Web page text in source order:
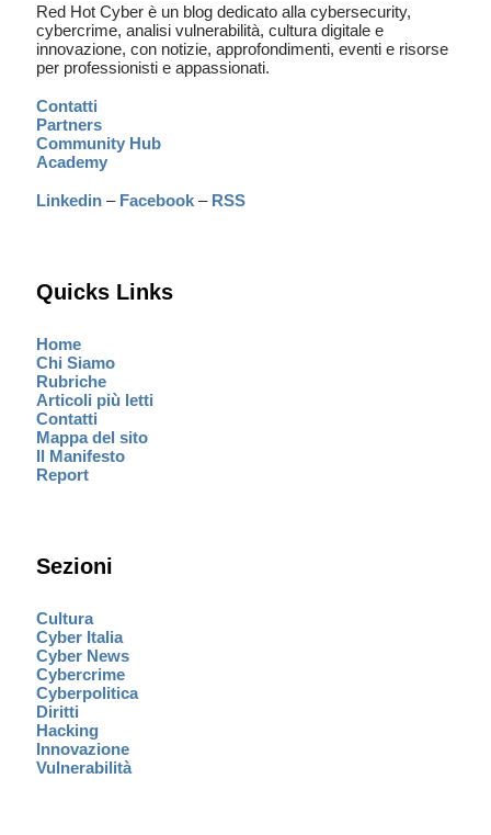
Red Hot Cyber è un blog dedicato alla cybersecurity,
cybercrime, analisi vulnerabilità, cultura digitale e
innovazione, con notizie, approfondimenti, eventi e risorse
per professionisti e appassionati.
Contatti
Partners
Community Hub
Academy
Linkedin – Facebook – RSS
Quicks Links
Home
Chi Siamo
Rubriche
Articoli più letti
Contatti
Mappa del sito
Il Manifesto
Report
Sezioni
Cultura
Cyber Italia
Cyber News
Cybercrime
Cyberpolitica
Diritti
Hacking
Innovazione
Vulnerabilità